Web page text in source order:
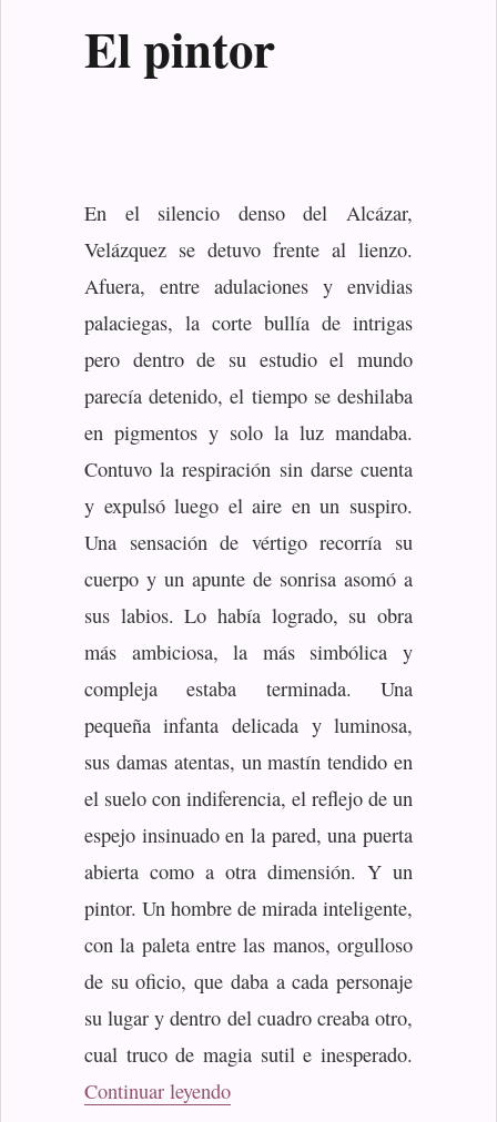
El pintor
En el silencio denso del Alcázar,
Velázquez se detuvo frente al lienzo.
Afuera, entre adulaciones y envidias
palaciegas, la corte bullía de intrigas
pero dentro de su estudio el mundo
parecía detenido, el tiempo se deshilaba
en pigmentos y solo la luz mandaba.
Contuvo la respiración sin darse cuenta
y expulsó luego el aire en un suspiro.
Una sensación de vértigo recorría su
cuerpo y un apunte de sonrisa asomó a
sus labios. Lo había logrado, su obra
más ambiciosa, la más simbólica y
compleja estaba terminada. Una
pequeña infanta delicada y luminosa,
sus damas atentas, un mastín tendido en
el suelo con indiferencia, el reflejo de un
espejo insinuado en la pared, una puerta
abierta como a otra dimensión. Y un
pintor. Un hombre de mirada inteligente,
con la paleta entre las manos, orgulloso
de su oficio, que daba a cada personaje
su lugar y dentro del cuadro creaba otro,
cual truco de magia sutil e inesperado.
Continuar leyendo«El pintor»